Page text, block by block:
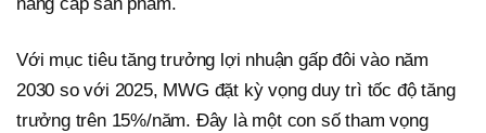
Với mục tiêu tăng trưởng lợi nhuận gấp đôi vào năm
2030 so với 2025, MWG đặt kỳ vọng duy trì tốc độ tăng
trưởng trên 15%/năm. Đây là một con số tham vọng